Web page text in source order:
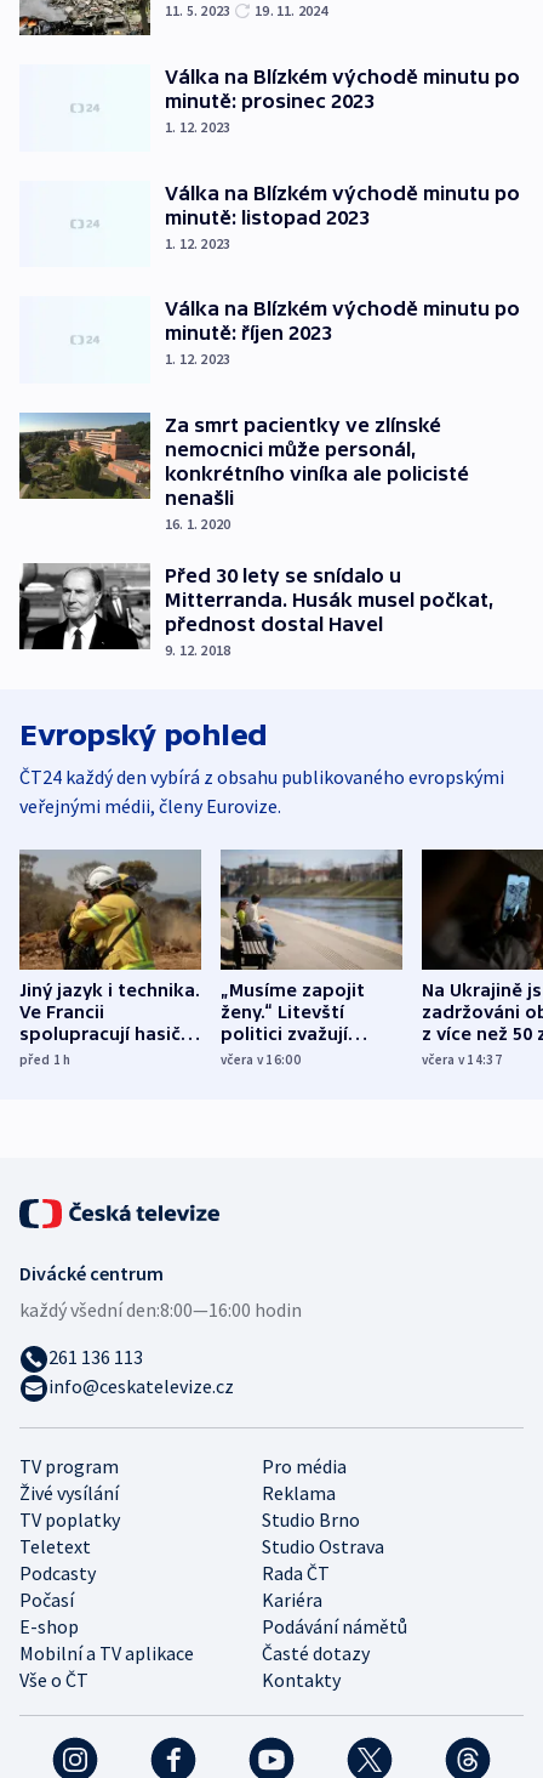
11. 5. 2023 19. 11. 2024
Válka na Blízkém východě minutu po
minutě: prosinec 2023
1. 12. 2023
Válka na Blízkém východě minutu po
minutě: listopad 2023
1. 12. 2023
Válka na Blízkém východě minutu po
minutě: říjen 2023
1. 12. 2023
Za smrt pacientky ve zlínské
nemocnici může personál,
konkrétního viníka ale policisté
nenašli
16. 1. 2020
Před 30 lety se snídalo u
Mitterranda. Husák musel počkat,
přednost dostal Havel
9. 12. 2018
Evropský pohled
ČT24 každý den vybírá z obsahu publikovaného evropskými
veřejnými médii, členy Eurovize.
Jiný jazyk i technika.
Ve Francii
spolupracují hasiči z
různých zemí
před 1h
„Musíme zapojit
ženy.“ Litevští
politici zvažují
dohodu o
včera v 16:00
Na Ukrajině
zadržováni
z více než 50
Bojovali na
včera v 14:37
TV program
Pro média
Živé vysílání
Reklama
TV poplatky
Studio Brno
Teletext
Studio Ostrava
Podcasty
Rada ČT
Počasí
Kariéra
E-shop
Podávání námětů
Mobilní a TV aplikace
Časté dotazy
Vše o ČT
Kontakty
Divácké centrum
každý všední den:8:00—16:00 hodin
261 136 113
info@ceskatelevize.cz